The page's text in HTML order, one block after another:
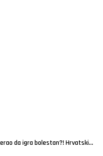
bolestan?! Hrvatski reprezentativac raskinuo ugovor